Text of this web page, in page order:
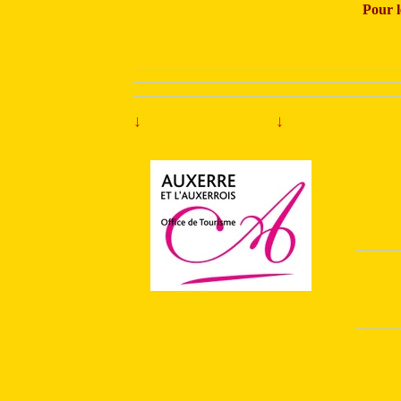
Pour
↓ ↓